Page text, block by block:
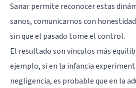
Sanar permite reconocer estas
sanos, comunicarnos con
sin que el pasado tome el control.
El resultado son vínculos más
ejemplo, si en la infancia
negligencia, es probable que en la